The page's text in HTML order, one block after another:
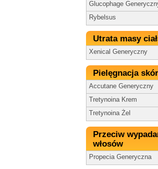
Glucophage
Rybelsus
Utrata masy
Xenical Generyczny
Pielęgnacja
Accutane Generyczny
Tretynoina Krem
Tretynoina Żel
Przeciw
włosów
Propecia Generyczna